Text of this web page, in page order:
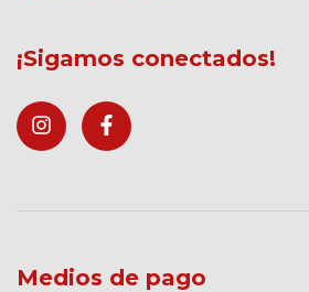
¡Sigamos conectados!
Medios de pago